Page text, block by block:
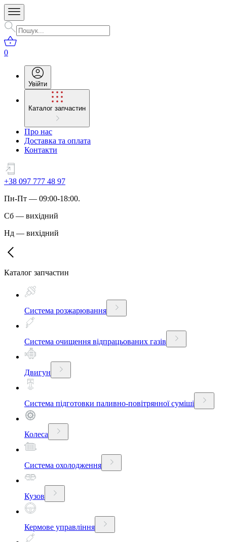
0
Увійти
Каталог запчастин
Про нас
Доставка та оплата
Контакти
+38 097 777 48 97
Пн-Пт — 09:00-18:00.
Сб — вихідний
Нд — вихідний
Каталог запчастин
Система розжарювання
Система очищення відпрацьованих газів
Двигун
Система підготовки паливно-повітрянної суміші
Колеса
Система охолодження
Кузов
Кермове управління